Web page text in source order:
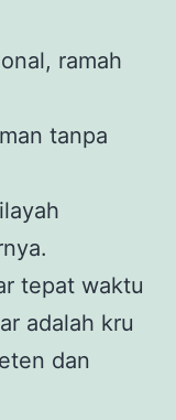
ramah
tanpa
tepat waktu
adalah kru
dan